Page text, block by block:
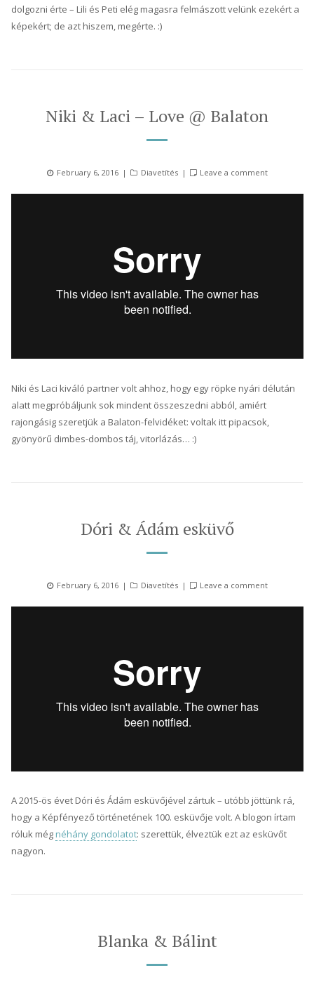
dolgozni érte – Lili és Peti elég magasra felmászott velünk ezekért a
képekért; de azt hiszem, megérte. :)
Niki & Laci – Love @ Balaton
Posted
February 6, 2016 Categories
Diavetítés Leave a comment
Niki és Laci kiváló partner volt ahhoz, hogy egy röpke nyári délután
alatt megpróbáljunk sok mindent összeszedni abból, amiért
rajongásig szeretjük a Balaton-felvidéket: voltak itt pipacsok,
gyönyörű dimbes-dombos táj, vitorlázás… :)
Dóri & Ádám esküvő
Posted
February 6, 2016 Categories
Diavetítés Leave a comment
A 2015-ös évet Dóri és Ádám esküvőjével zártuk – utóbb jöttünk rá,
hogy a Képfényező történetének 100. esküvője volt. A blogon írtam
róluk még néhány gondolatot: szerettük, élveztük ezt az esküvőt
nagyon.
Blanka & Bálint